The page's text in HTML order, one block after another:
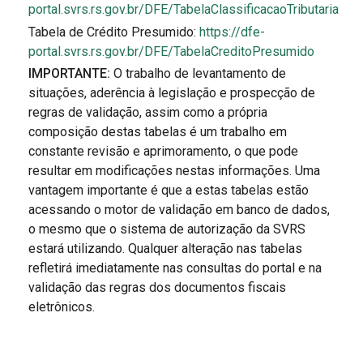
portal.svrs.rs.gov.br/DFE/TabelaClassificacaoTributaria
Tabela de Crédito Presumido: https://dfe-
portal.svrs.rs.gov.br/DFE/TabelaCreditoPresumido
IMPORTANTE: O trabalho de levantamento de
situações, aderência à legislação e prospecção de
regras de validação, assim como a própria
composição destas tabelas é um trabalho em
constante revisão e aprimoramento, o que pode
resultar em modificações nestas informações. Uma
vantagem importante é que a estas tabelas estão
acessando o motor de validação em banco de dados,
o mesmo que o sistema de autorização da SVRS
estará utilizando. Qualquer alteração nas tabelas
refletirá imediatamente nas consultas do portal e na
validação das regras dos documentos fiscais
eletrônicos.